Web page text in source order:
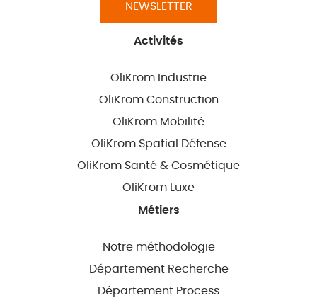
NEWSLETTER
Activités
OliKrom Industrie
OliKrom Construction
OliKrom Mobilité
OliKrom Spatial Défense
OliKrom Santé & Cosmétique
OliKrom Luxe
Métiers
Notre méthodologie
Département Recherche
Département Process